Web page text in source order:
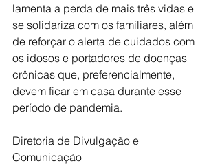
lamenta a perda de mais três vidas e
se solidariza com os familiares, além
de reforçar o alerta de cuidados com
os idosos e portadores de doenças
crônicas que, preferencialmente,
devem ficar em casa durante esse
período de pandemia.
Diretoria de Divulgação e
Comunicação